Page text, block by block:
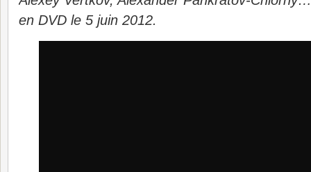
en DVD le 5 juin 2012.